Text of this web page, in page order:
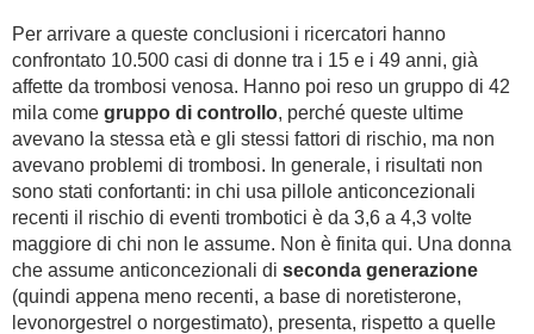
Per arrivare a queste conclusioni i ricercatori hanno
confrontato 10.500 casi di donne tra i 15 e i 49 anni, già
affette da trombosi venosa. Hanno poi reso un gruppo di 42
mila come gruppo di controllo, perché queste ultime
avevano la stessa età e gli stessi fattori di rischio, ma non
avevano problemi di trombosi. In generale, i risultati non
sono stati confortanti: in chi usa pillole anticoncezionali
recenti il rischio di eventi trombotici è da 3,6 a 4,3 volte
maggiore di chi non le assume. Non è finita qui. Una donna
che assume anticoncezionali di seconda generazione
(quindi appena meno recenti, a base di noretisterone,
levonorgestrel o norgestimato), presenta, rispetto a quelle